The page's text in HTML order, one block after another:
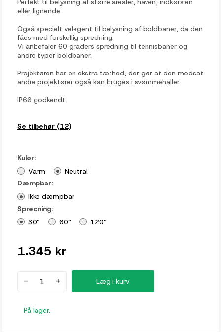
Perfekt til belysning af større arealer, haven, indkørslen
eller lignende.
Også specielt velegent til belysning af boldbaner, da den
fåes med forskellig spredning.
Vi anbefaler 60 graders spredning til tennisbaner og
andre typer boldbaner.
Projektøren har en ekstra tæthed, der gør at den modsat
andre projektører også kan bruges i svømmehaller.
IP66 godkendt.
Se tilbehør (12)
Kulør:
Varm
Neutral
Dæmpbar:
Ikke dæmpbar
Spredning:
30°
60° 120°
1.345 kr
- + Læg i kurv
På lager.